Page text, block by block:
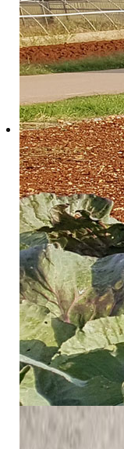
Prije
1.
2.
3.
4.